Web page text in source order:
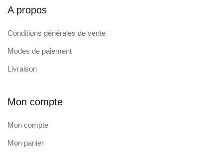
A propos
Conditions générales de vente
Modes de paiement
Livraison
Mon compte
Mon compte
Mon panier